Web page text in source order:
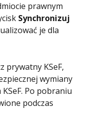
prawnym
Synchronizuj
je dla
prywatny KSeF,
wymiany
Po pobraniu
podczas